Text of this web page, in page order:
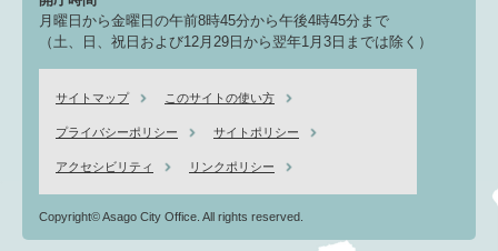
月曜日から金曜日の午前8時45分から午後4時45分まで
（土、日、祝日および12月29日から翌年1月3日までは除く）
サイトマップ このサイトの使い方
プライバシーポリシー サイトポリシー
アクセシビリティ リンクポリシー
Copyright© Asago City Office. All rights reserved.